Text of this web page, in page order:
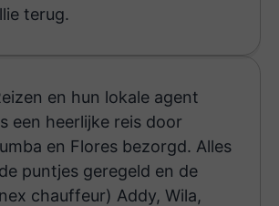
terug.
en hun lokale agent
een heerlijke reis door
en Flores bezorgd. Alles
puntjes geregeld en de
chauffeur) Addy, Wila,